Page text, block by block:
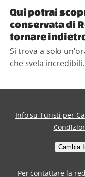
Qui potrai
conservata di
tornare
Si trova a solo
che svela
Info su Turisti per
Cambia
Per contattare la